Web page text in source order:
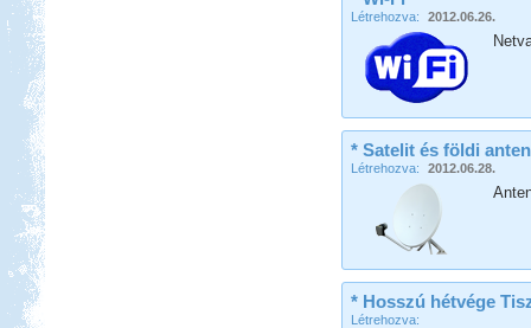
Létrehozva: 2012.06.26.
* Satelit és földi
Létrehozva: 2012.06.28.
* Hosszú hétvége
Létrehozva: